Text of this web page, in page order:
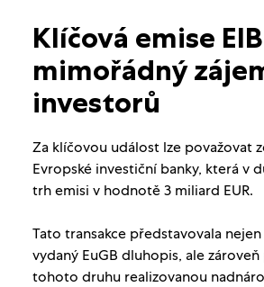
Klíčová emise
mimořádný
investorů
Za klíčovou událost lze považovat
Evropské investiční banky, která v
trh emisi v hodnotě 3 miliard EUR.
Tato transakce představovala
vydaný EuGB dluhopis, ale
tohoto druhu realizovanou